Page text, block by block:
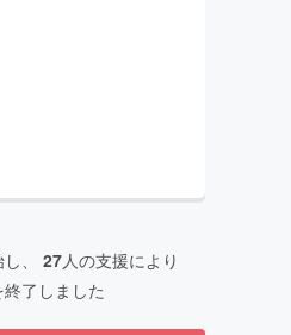
、 27人の支援により
了しました